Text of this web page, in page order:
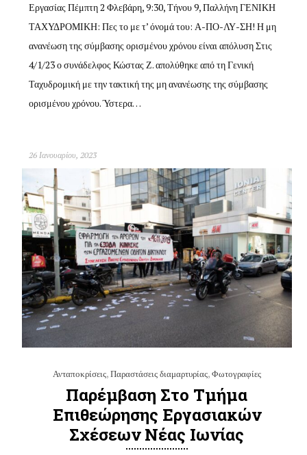
Εργασίας Πέμπτη 2 Φλεβάρη, 9:30, Τήνου 9, Παλλήνη ΓΕΝΙΚΗ
ΤΑΧΥΔΡΟΜΙΚΗ: Πες το με τ’ όνομά του: Α-ΠΟ-ΛΥ-ΣΗ! Η μη
ανανέωση της σύμβασης ορισμένου χρόνου είναι απόλυση Στις
4/1/23 ο συνάδελφος Κώστας Ζ. απολύθηκε από τη Γενική
Ταχυδρομική με την τακτική της μη ανανέωσης της σύμβασης
ορισμένου χρόνου. Ύστερα…
26 Ιανουαρίου, 2023
Ανταποκρίσεις,Παραστάσεις διαμαρτυρίας,Φωτογραφίες
Παρέμβαση Στο Τμήμα
Επιθεώρησης Εργασιακών
Σχέσεων Νέας Ιωνίας